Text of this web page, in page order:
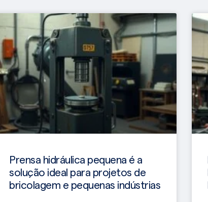
Prensa hidráulica pequena é a
solução ideal para projetos de
bricolagem e pequenas indústrias